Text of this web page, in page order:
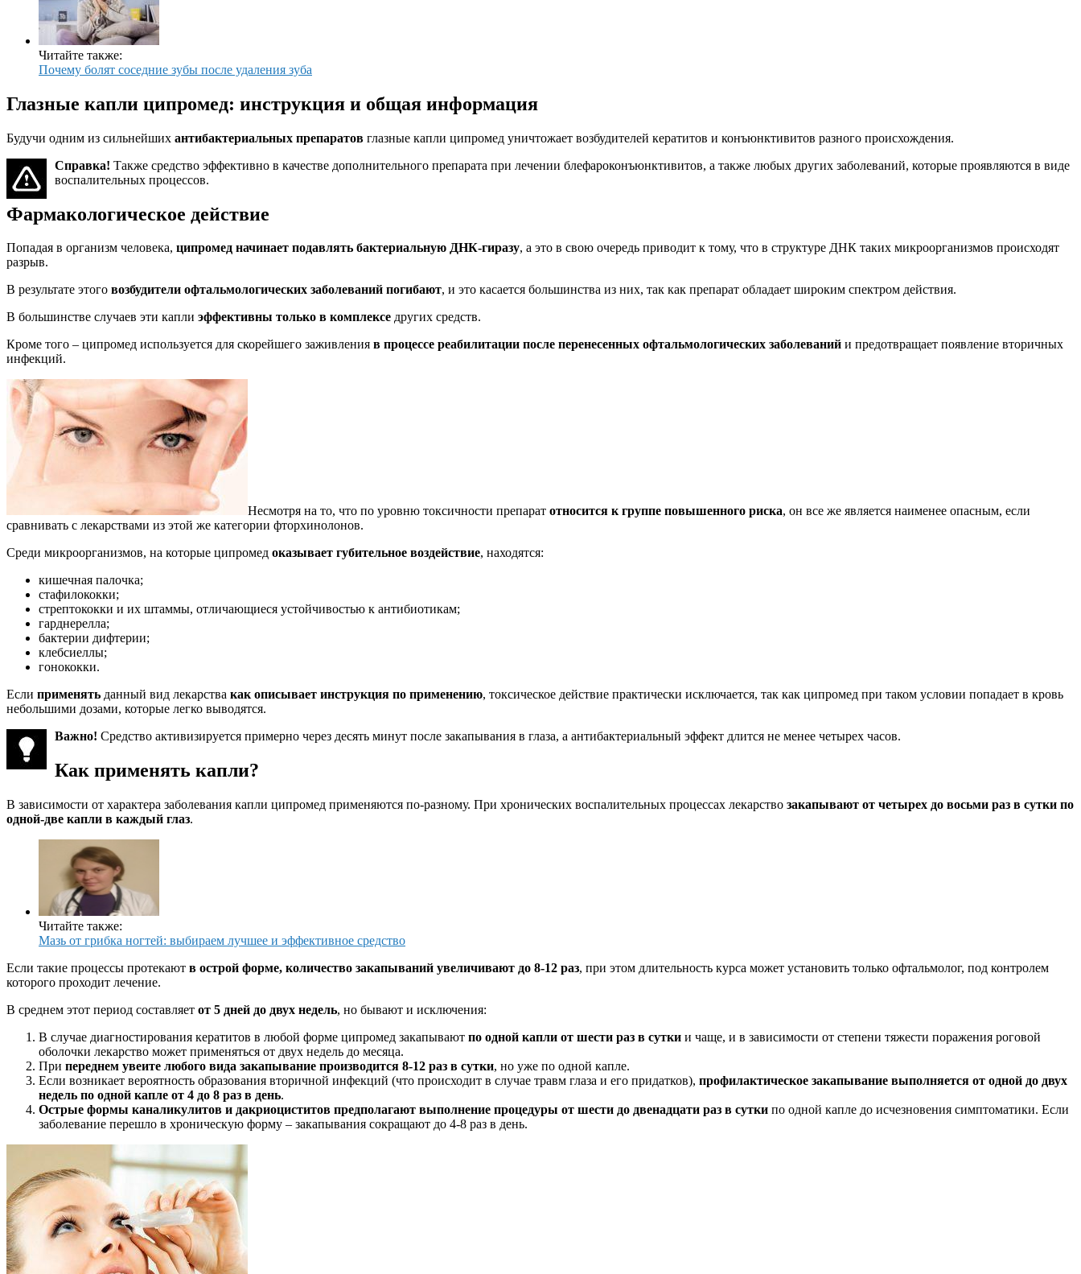
Читайте также:
Почему болят соседние зубы после удаления зуба
Глазные капли ципромед: инструкция и общая информация
Будучи одним из сильнейших антибактериальных препаратов глазные капли ципромед уничтожает возбудителей кератитов и конъюнктивитов разного происхождения.
Справка! Также средство эффективно в качестве дополнительного препарата при лечении блефароконъюнктивитов, а также любых других заболеваний, которые проявляются в виде
воспалительных процессов.
Фармакологическое действие
Попадая в организм человека, ципромед начинает подавлять бактериальную ДНК-гиразу, а это в свою очередь приводит к тому, что в структуре ДНК таких микроорганизмов происходят
разрыв.
В результате этого возбудители офтальмологических заболеваний погибают, и это касается большинства из них, так как препарат обладает широким спектром действия.
В большинстве случаев эти капли эффективны только в комплексе других средств.
Кроме того – ципромед используется для скорейшего заживления в процессе реабилитации после перенесенных офтальмологических заболеваний и предотвращает появление вторичных
инфекций.
Несмотря на то, что по уровню токсичности препарат относится к группе повышенного риска, он все же является наименее опасным, если
сравнивать с лекарствами из этой же категории фторхинолонов.
Среди микроорганизмов, на которые ципромед оказывает губительное воздействие, находятся:
кишечная палочка;
стафилококки;
стрептококки и их штаммы, отличающиеся устойчивостью к антибиотикам;
гарднерелла;
бактерии дифтерии;
клебсиеллы;
гонококки.
Если применять данный вид лекарства как описывает инструкция по применению, токсическое действие практически исключается, так как ципромед при таком условии попадает в кровь
небольшими дозами, которые легко выводятся.
Важно! Средство активизируется примерно через десять минут после закапывания в глаза, а антибактериальный эффект длится не менее четырех часов.
Как применять капли?
В зависимости от характера заболевания капли ципромед применяются по-разному. При хронических воспалительных процессах лекарство закапывают от четырех до восьми раз в сутки по
одной-две капли в каждый глаз.
Читайте также:
Мазь от грибка ногтей: выбираем лучшее и эффективное средство
Если такие процессы протекают в острой форме, количество закапываний увеличивают до 8-12 раз, при этом длительность курса может установить только офтальмолог, под контролем
которого проходит лечение.
В среднем этот период составляет от 5 дней до двух недель, но бывают и исключения:
В случае диагностирования кератитов в любой форме ципромед закапывают по одной капли от шести раз в сутки и чаще, и в зависимости от степени тяжести поражения роговой
оболочки лекарство может применяться от двух недель до месяца.
При переднем увеите любого вида закапывание производится 8-12 раз в сутки, но уже по одной капле.
Если возникает вероятность образования вторичной инфекций (что происходит в случае травм глаза и его придатков), профилактическое закапывание выполняется от одной до двух
недель по одной капле от 4 до 8 раз в день.
Острые формы каналикулитов и дакриоциститов предполагают выполнение процедуры от шести до двенадцати раз в сутки по одной капле до исчезновения симптоматики. Если
заболевание перешло в хроническую форму – закапывания сокращают до 4-8 раз в день.